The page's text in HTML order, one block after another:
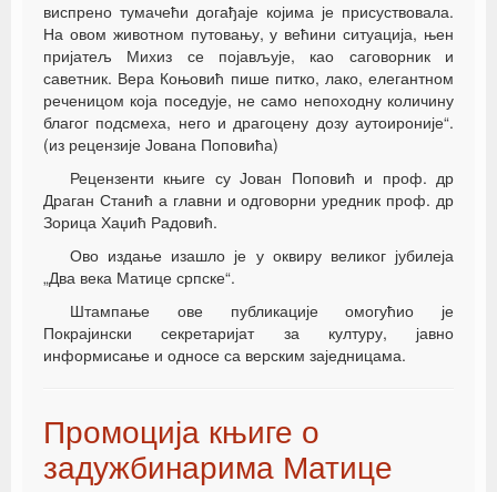
виспрено тумачећи догађаје којима је присуствовала.
На овом животном путовању, у већини ситуација, њен
пријатељ Михиз се појављује, као саговорник и
саветник. Вера Коњовић пише питко, лако, елегантном
реченицом која поседује, не само непоходну количину
благог подсмеха, него и драгоцену дозу аутоироније“.
(из рецензије Јована Поповића)
Рецензенти књиге су Јован Поповић и проф. др
Драган Станић а главни и одговорни уредник проф. др
Зорица Хаџић Радовић.
Ово издање изашло је у оквиру великог јубилеја
„Два века Матице српске“.
Штампање ове публикације омогућио је
Покрајински секретаријат за културу, јавно
информисање и односе са верским заједницама.
Промоција књиге о
задужбинарима Матице